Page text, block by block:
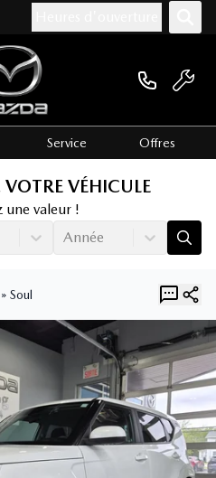
Service Offres
VÉHICULE
une valeur !
Année
» Soul